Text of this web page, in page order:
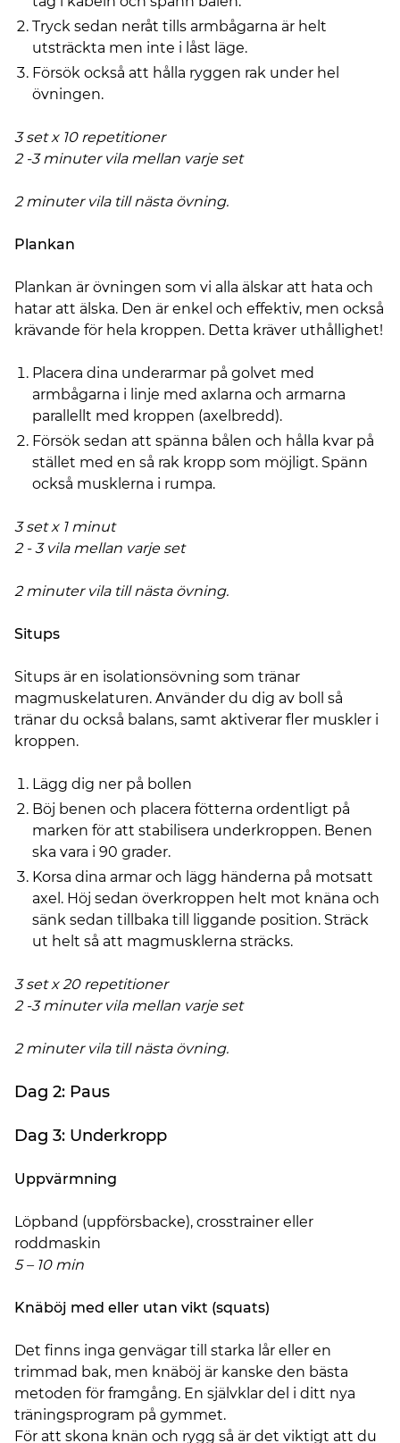
Tryck sedan neråt tills armbågarna är helt
utsträckta men inte i låst läge.
Försök också att hålla ryggen rak under hel
övningen.
3 set x 10 repetitioner
2 -3 minuter vila mellan varje set
2 minuter vila till nästa övning.
Plankan
Plankan är övningen som vi alla älskar att hata och
hatar att älska. Den är enkel och effektiv, men också
krävande för hela kroppen. Detta kräver uthållighet!
Placera dina underarmar på golvet med
armbågarna i linje med axlarna och armarna
parallellt med kroppen (axelbredd).
Försök sedan att spänna bålen och hålla kvar på
stället med en så rak kropp som möjligt. Spänn
också musklerna i rumpa.
3 set x 1 minut
2 - 3 vila mellan varje set
2 minuter vila till nästa övning.
Situps
Situps är en isolationsövning som tränar
magmuskelaturen. Använder du dig av boll så
tränar du också balans, samt aktiverar fler muskler i
kroppen.
Lägg dig ner på bollen
Böj benen och placera fötterna ordentligt på
marken för att stabilisera underkroppen. Benen
ska vara i 90 grader.
Korsa dina armar och lägg händerna på motsatt
axel. Höj sedan överkroppen helt mot knäna och
sänk sedan tillbaka till liggande position. Sträck
ut helt så att magmusklerna sträcks.
3 set x 20 repetitioner
2 -3 minuter vila mellan varje set
2 minuter vila till nästa övning.
Dag 2: Paus
Dag 3: Underkropp
Uppvärmning
Löpband (uppförsbacke), crosstrainer eller
roddmaskin
5 – 10 min
Knäböj med eller utan vikt (squats)
Det finns inga genvägar till starka lår eller en
trimmad bak, men knäböj är kanske den bästa
metoden för framgång. En självklar del i ditt nya
träningsprogram på gymmet.
För att skona knän och rygg så är det viktigt att du